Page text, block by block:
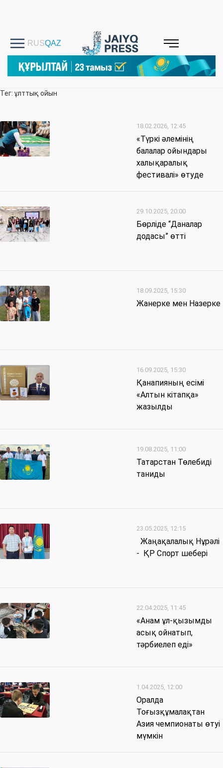
Тег: ұлттық ойын
18.02.2026, 12:45
«Түркі әлемінің
балалар ойындары
халықаралық
фестивалі» өтуде
29.10.2025, 20:00
Бөрліде “Даналар
додасы” өтті
18.09.2025, 15:30
Жанерке мен Назерке
16.09.2025, 15:30
Қанапияның есімі
«Алтын кітапқа»
жазылды
19.08.2025, 11:00
Татарстан Төлебиді
таниды
23.05.2025, 12:15
Жаңақалалық Нұрәлі
- ҚР Спорт шебері
22.04.2025, 11:45
«Анам ұл-қызымды
асық ойнатып,
тәрбиелеп еді»
1.04.2025, 12:00
Оралда
Тоғызқұмалақтан
Азия чемпионаты өтуі
мүмкін